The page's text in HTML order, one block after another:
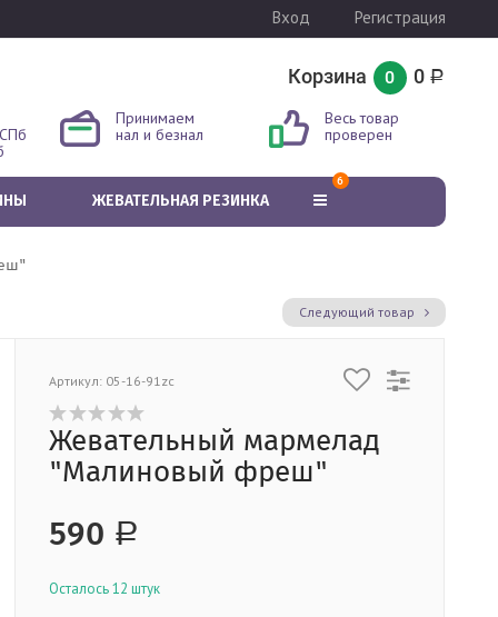
Вход Регистрация
Корзина 0 0 Р
Принимаем
нал и безнал
Весь товар
проверен
ЖЕВАТЕЛЬНАЯ РЕЗИНКА
6
Следующий товар
Артикул: 05-16-91zc
Жевательный мармелад
"Малиновый фреш"
590 Р
Осталось 12 штук